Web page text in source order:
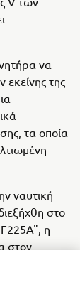
να
της
τα οποία
ναυτική
στο
η
στον